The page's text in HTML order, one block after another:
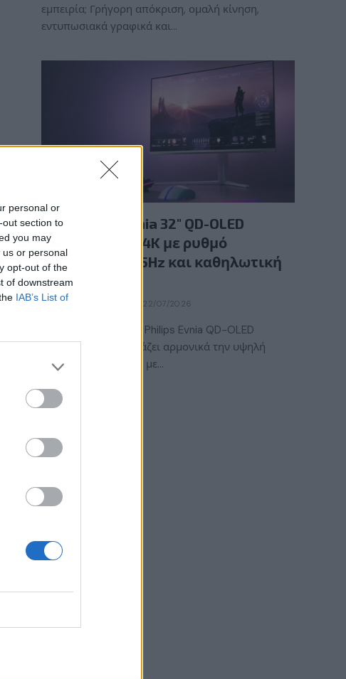
personal or
section to
you may
or personal
opt-out of the
of downstream
IAB’s List of
εμπειρία; Γρήγορη απόκριση, ομαλή κίνηση,
εντυπωσιακά γραφικά και…
Νέα Philips Evnia 32″ QD-OLED
gaming οθόνη 4K με ρυθμό
ανανέωσης 165Hz και καθηλωτική
εικόνα
BY ΕΛΈΝΗ ΣΑΡΑΝΤΆΚΗ 22/07/2026
Η νέα gaming οθόνη Philips Evnia QD-OLED
32M2N6901A συνδυάζει αρμονικά την υψηλή
ποιότητα χρωμάτων με…